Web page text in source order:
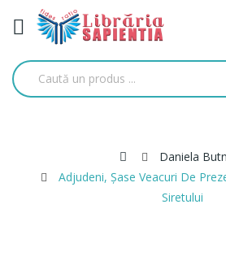
Daniela
Adjudeni, Șase Veacuri De
Siretului